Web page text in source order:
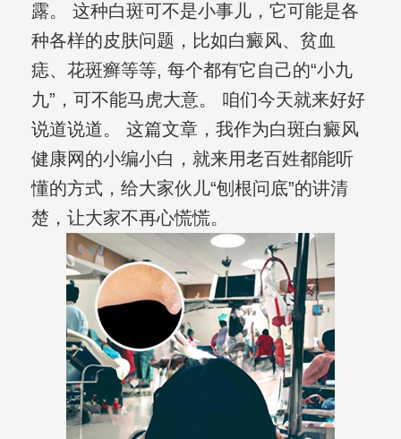
露。 这种白斑可不是小事儿，它可能是各
种各样的皮肤问题，比如白癜风、贫血
痣、花斑癣等等, 每个都有它自己的“小九
九”，可不能马虎大意。 咱们今天就来好好
说道说道。 这篇文章，我作为白斑白癜风
健康网的小编小白，就来用老百姓都能听
懂的方式，给大家伙儿“刨根问底”的讲清
楚，让大家不再心慌慌。